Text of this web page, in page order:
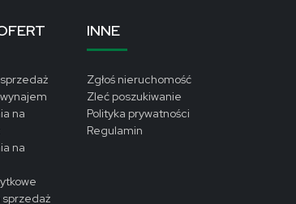
na
na
sprzedaż
INNE
Zgłoś nieruchomość
Zleć poszukiwanie
Polityka prywatności
Regulamin